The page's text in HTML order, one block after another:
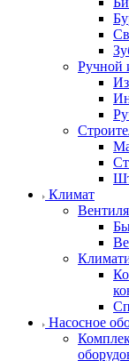
Ручной
Климат
Насосное